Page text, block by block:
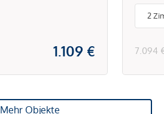
1.109 €
2
7.094
Mehr Objekte